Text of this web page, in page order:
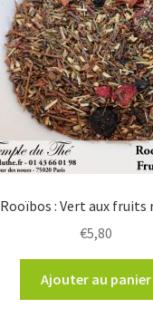
Rooïbos : Vert aux fruits
€5,80
Ajouter au panier